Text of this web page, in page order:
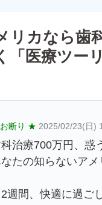
リカなら歯
「医療ツー
お断り ★ 2025/02/23(日)
治療700万円、
たの知らないアメ
2週間、快適に過